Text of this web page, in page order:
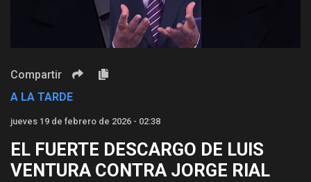
Video
Compartir
A LA TARDE
jueves 19 de febrero de 2026 - 02:38
EL FUERTE DESCARGO DE LUIS
VENTURA CONTRA JORGE RIAL